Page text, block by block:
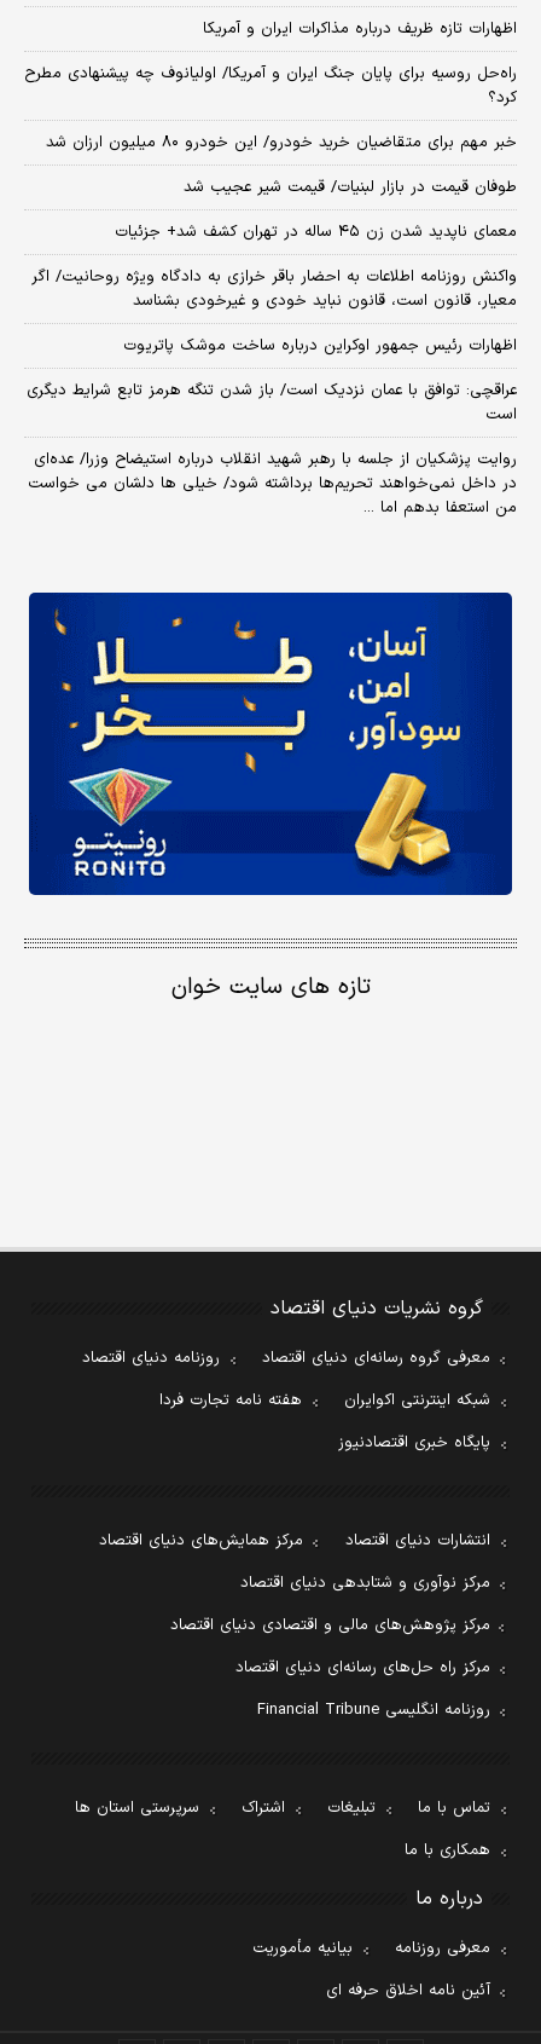
اظهارات تازه ظریف درباره مذاکرات ایران و آمریکا
راه‌حل روسیه برای پایان جنگ ایران و آمریکا/ اولیانوف چه پیشنهادی مطرح
کرد؟
خبر مهم برای متقاضیان خرید خودرو/ این خودرو ۸۰ میلیون ارزان شد
طوفان قیمت در بازار لبنیات/ قیمت شیر عجیب شد
معمای ناپدید شدن زن ۴۵ ساله در تهران کشف شد+ جزئیات
واکنش روزنامه اطلاعات به احضار باقر خرازی به دادگاه ویژه روحانیت/ اگر
معیار، قانون است، قانون نباید خودی و غیرخودی بشناسد
اظهارات رئیس جمهور اوکراین درباره ساخت موشک پاتریوت
عراقچی: توافق با عمان نزدیک است/ باز شدن تنگه هرمز تابع شرایط دیگری
است
روایت پزشکیان از جلسه با رهبر شهید انقلاب درباره استیضاح وزرا/ عده‌ای
در داخل نمی‌خواهند تحریم‌ها برداشته شود/ خیلی ها دلشان می خواست
من استعفا بدهم اما ...
تازه های سایت خوان
گروه نشریات دنیای اقتصاد
معرفی گروه رسانه‌ای دنیای اقتصاد
روزنامه دنیای اقتصاد
شبکه اینترنتی اکوایران
هفته نامه تجارت فردا
پایگاه خبری اقتصادنیوز
انتشارات دنیای اقتصاد
مرکز همایش‌های دنیای اقتصاد
مرکز نوآوری و شتابدهی دنیای اقتصاد
مرکز پژوهش‌های مالی و اقتصادی دنیای اقتصاد
مرکز راه حل‌های رسانه‌ای دنیای اقتصاد
روزنامه انگلیسی Financial Tribune
تماس با ما تبلیغات اشتراک
سرپرستی استان ها
همکاری با ما
درباره ما
معرفی روزنامه
بیانیه مأموریت
آئین نامه اخلاق حرفه ای